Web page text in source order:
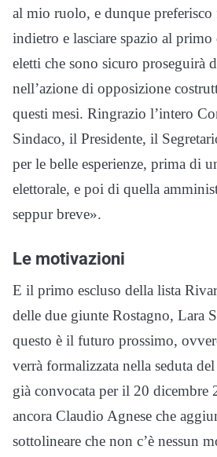
al mio ruolo, e dunque preferisco
indietro e lasciare spazio al
eletti che sono sicuro proseguirà
nell’azione di opposizione
questi mesi. Ringrazio l’intero
Sindaco, il Presidente, il
per le belle esperienze, prima di
elettorale, e poi di quella
seppur breve».
Le motivazioni
E il primo escluso della lista
delle due giunte Rostagno, Lara
questo è il futuro prossimo,
verrà formalizzata nella seduta
già convocata per il 20 dicembre
ancora Claudio Agnese che
sottolineare che non c’è nessun